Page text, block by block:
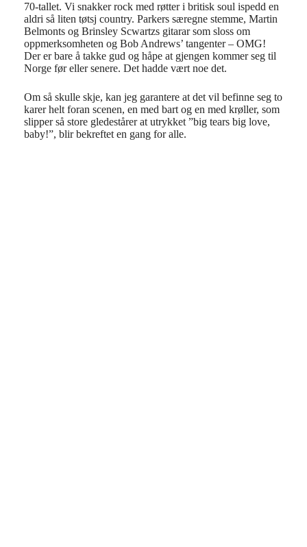
70-tallet. Vi snakker rock med røtter i britisk soul ispedd en
aldri så liten tøtsj country. Parkers særegne stemme, Martin
Belmonts og Brinsley Scwartzs gitarar som sloss om
oppmerksomheten og Bob Andrews’ tangenter – OMG!
Der er bare å takke gud og håpe at gjengen kommer seg til
Norge før eller senere. Det hadde vært noe det.
Om så skulle skje, kan jeg garantere at det vil befinne seg to
karer helt foran scenen, en med bart og en med krøller, som
slipper så store gledestårer at utrykket ”big tears big love,
baby!”, blir bekreftet en gang for alle.